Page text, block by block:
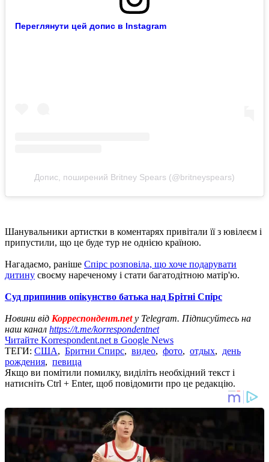
Переглянути цей допис в Instagram
Допис, поширений Britney Spears (@britneyspears)
Шанувальники артистки в коментарях привітали її з ювілеєм і
припустили, що це буде тур не однією країною.
Нагадаємо, раніше Спірс розповіла, що хоче подарувати
дитину своєму нареченому і стати багатодітною матір'ю.
Суд припинив опікунство батька над Брітні Спірс
Новини від Корреспондент.netу Telegram. Підписуйтесь на
наш канал https://t.me/korrespondentnet
Читайте Korrespondent.net в Google News
ТЕГИ: США, Бритни Спирс, видео, фото, отдых, день
рождения, певица
Якщо ви помітили помилку, виділіть необхідний текст і
натисніть Ctrl + Enter, щоб повідомити про це редакцію.